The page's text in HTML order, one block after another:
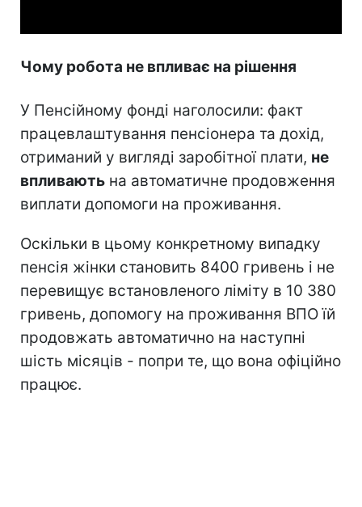
Чому робота не впливає на рішення
У Пенсійному фонді наголосили: факт
працевлаштування пенсіонера та дохід,
отриманий у вигляді заробітної плати, не
впливають на автоматичне продовження
виплати допомоги на проживання.
Оскільки в цьому конкретному випадку
пенсія жінки становить 8400 гривень і не
перевищує встановленого ліміту в 10 380
гривень, допомогу на проживання ВПО їй
продовжать автоматично на наступні
шість місяців - попри те, що вона офіційно
працює.